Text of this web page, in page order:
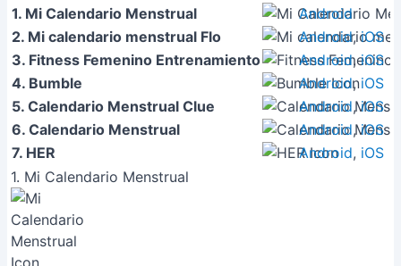
1. Mi Calendario Menstrual
Android
2. Mi calendario menstrual Flo
Android,iOS
3. Fitness Femenino Entrenamiento
Android,iOS
4. Bumble
Android,iOS
5. Calendario Menstrual Clue
Android,iOS
6. Calendario Menstrual
Android,iOS
7. HER
Android, iOS
1. Mi Calendario Menstrual